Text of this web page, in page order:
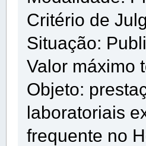
Critério de
Situação:
Valor máximo
Objeto:
laboratoriais
frequente no